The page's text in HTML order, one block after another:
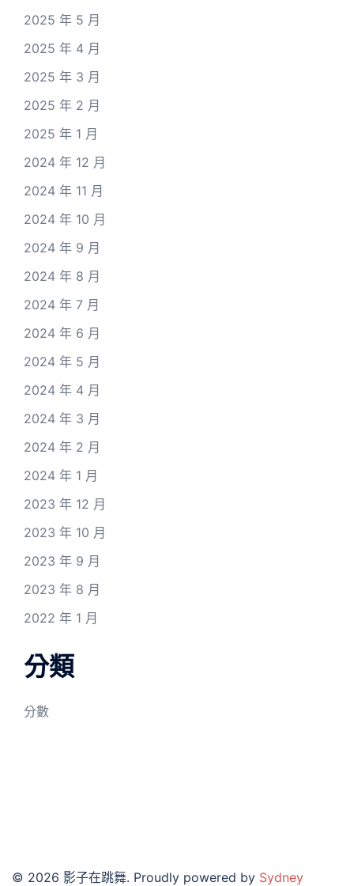
2025 年 5 月
2025 年 4 月
2025 年 3 月
2025 年 2 月
2025 年 1 月
2024 年 12 月
2024 年 11 月
2024 年 10 月
2024 年 9 月
2024 年 8 月
2024 年 7 月
2024 年 6 月
2024 年 5 月
2024 年 4 月
2024 年 3 月
2024 年 2 月
2024 年 1 月
2023 年 12 月
2023 年 10 月
2023 年 9 月
2023 年 8 月
2022 年 1 月
分類
分數
© 2026 影子在跳舞. Proudly powered by Sydney